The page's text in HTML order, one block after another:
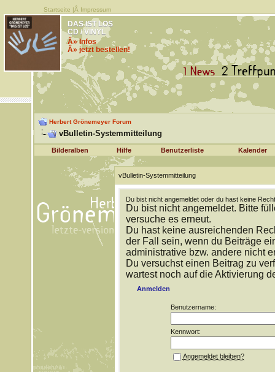
Startseite |Â Impressum
DAS IST LOS
CD / VINYL
Â» Infos
Â» jetzt bestellen!
Herbert Grönemeyer Forum
vBulletin-Systemmitteilung
Bilderalben Hilfe Benutzerliste Kalender
vBulletin-Systemmitteilung
Du bist nicht angemeldet oder du hast keine
Du bist nicht angemeldet. Bitte
versuche es erneut.
Du hast keine ausreichenden
der Fall sein, wenn du Beiträge
administrative bzw. andere nicht
Du versuchst einen Beitrag zu
wartest noch auf die Aktivierung
Anmelden
Benutzername:
Kennwort:
Angemeldet bleiben?